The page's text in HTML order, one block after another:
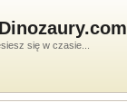
się w czasie...